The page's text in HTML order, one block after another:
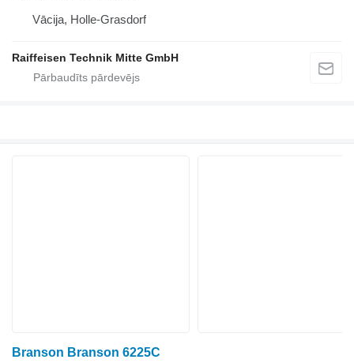
Vācija, Holle-Grasdorf
Raiffeisen Technik Mitte GmbH
Branson Branson 6225C